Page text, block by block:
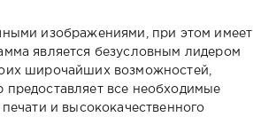
изображениями, при этом имеет
является безусловным лидером
широчайших возможностей,
все необходимые
и высококачественного